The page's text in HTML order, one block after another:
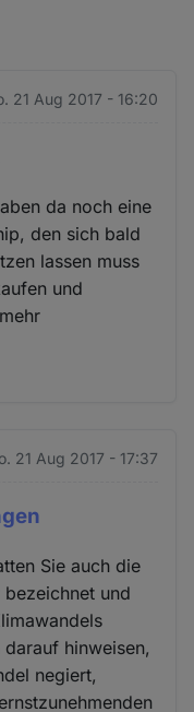
21 Aug 2017 - 16:20
da noch eine
den sich bald
lassen muss
und
21 Aug 2017 - 17:37
Sie auch die
und
hinweisen,
negiert,